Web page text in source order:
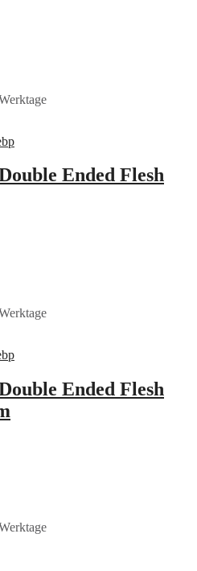
Ended Flesh
Ended Flesh